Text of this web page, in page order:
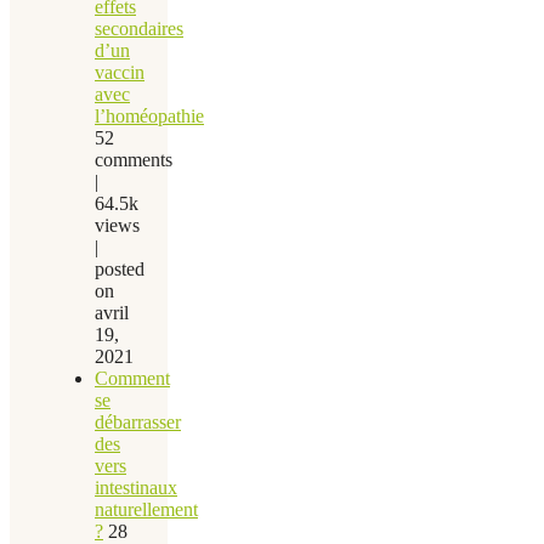
effets
secondaires
d’un
vaccin
avec
l’homéopathie
52
comments
|
64.5k
views
|
posted
on
avril
19,
2021
Comment
se
débarrasser
des
vers
intestinaux
naturellement
? 28